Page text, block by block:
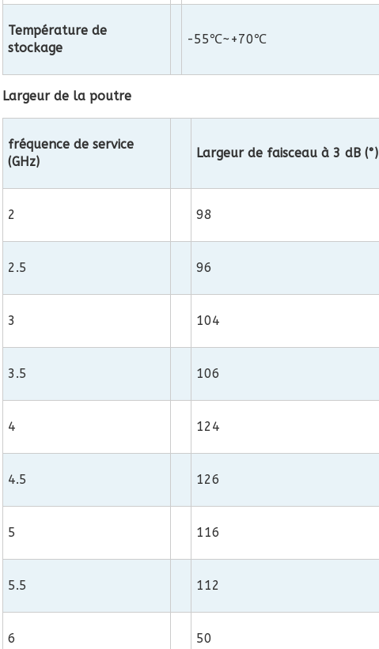
Température de
stockage
-55℃~+70℃
Largeur de la poutre
fréquence de service
(GHz)
Largeur de faisceau à 3 dB (°)
2 98
2.5 96
3 104
3.5 106
4 124
4.5 126
5 116
5.5 112
6 50